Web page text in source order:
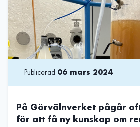
Publicerad 06 mars 2024
På Görvälnverket pågår
för att få ny kunskap om